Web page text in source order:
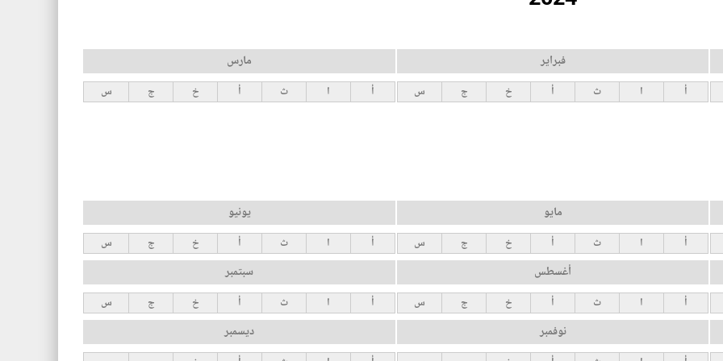
فبراير
أ ا ث أ خ ج س
مارس
أ ا ث أ خ ج س
مايو
أ ا ث أ خ ج س
يونيو
أ ا ث أ خ ج س
أغسطس
أ ا ث أ خ ج س
سبتمبر
أ ا ث أ خ ج س
نوفمبر ديسمبر